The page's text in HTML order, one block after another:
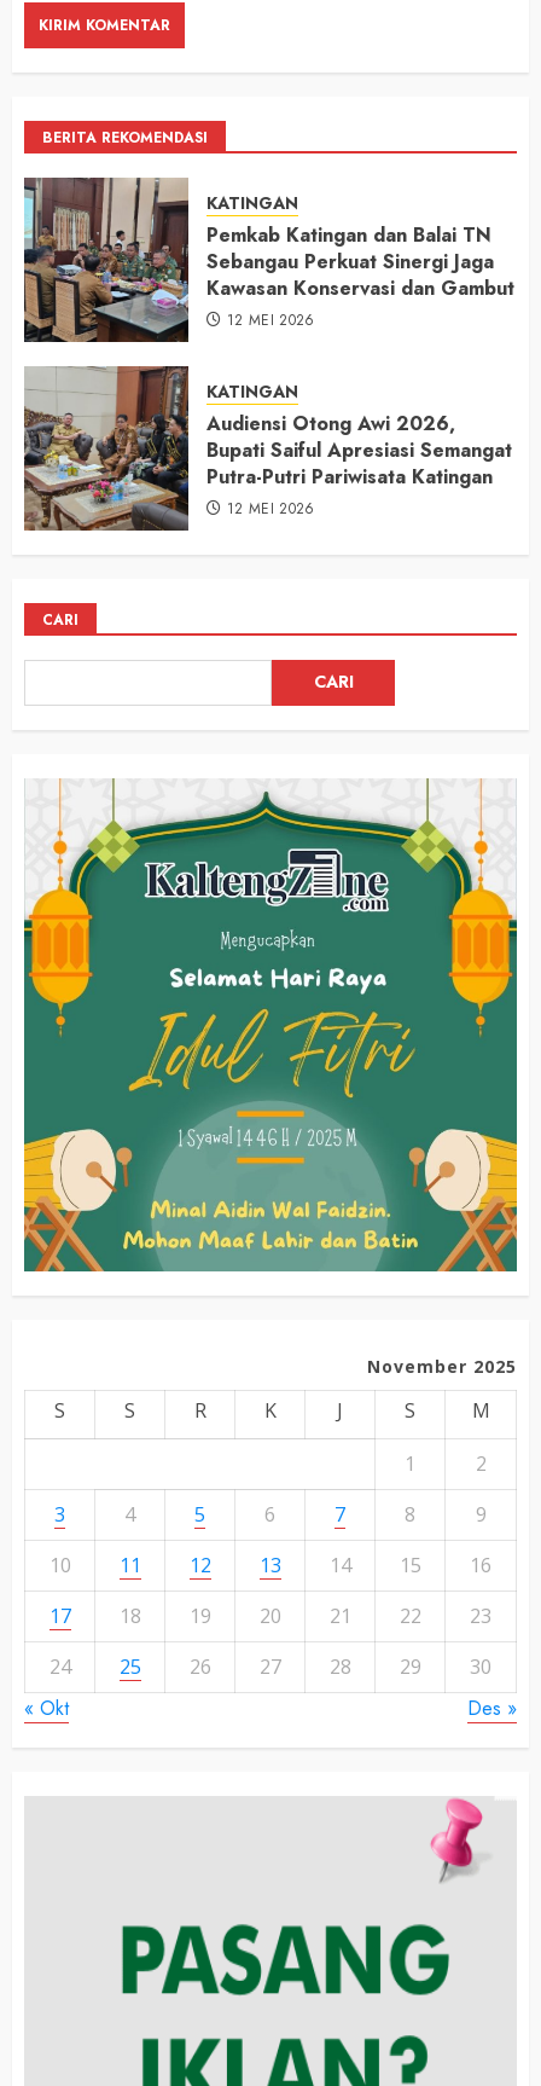
BERITA REKOMENDASI
KATINGAN
Pemkab Katingan dan Balai TN
Sebangau Perkuat Sinergi Jaga
Kawasan Konservasi dan Gambut
12 MEI 2026
KATINGAN
Audiensi Otong Awi 2026,
Bupati Saiful Apresiasi Semangat
Putra-Putri Pariwisata Katingan
12 MEI 2026
CARI
CARI
November 2025
S S R K J S
M
1
2
3
4 5 6 7 8
9
10
11 12 13 14 15
16
17
18 19 20 21 22
23
24
25 26 27 28 29 30
« Okt Des »